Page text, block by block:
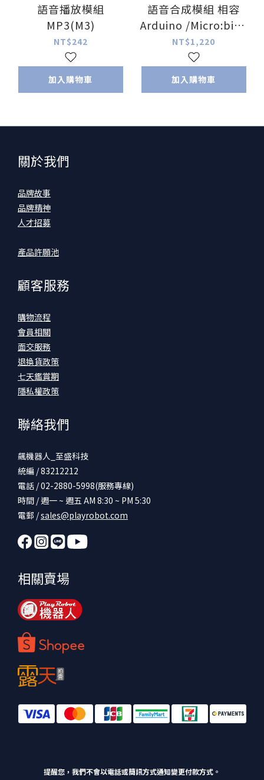
語音播放模組
MP3(M3)
NT$242
加入購物車
語音合成模組 相容
Arduino /Micro:bit /
Raspberry Pi
NT$1,220
加入購物車
關於我們
品牌故事
品牌精神
人才招募
產品許願池
顧客服務
購物流程
會員相關
面交服務
退換貨政策
七天鑑賞期
隱私權政策
聯絡我們
飆機器人_至盛科技
統編 / 83212212
電話 / 02-2880-5998(服務專線)
時間 / 週一 ~ 週五 AM 8:30 ~ PM 5:30
電郵 /sales@playrobot.com
相關賣場
提醒您，我們不會以電話或簡訊方式通知變更付款方式。